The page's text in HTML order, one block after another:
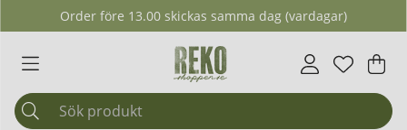
Order före 13.00 skickas samma dag (vardagar)
Antal i
. .